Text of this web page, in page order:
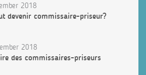
2018
devenir commissaire-priseur?
2018
des commissaires-priseurs